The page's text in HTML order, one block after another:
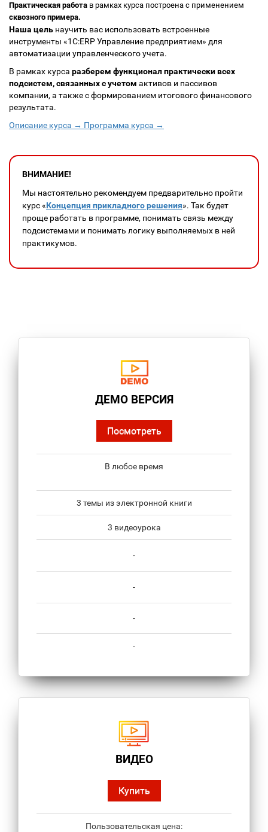
Практическая работа в рамках курса построена с применением
сквозного примера.
Наша цель научить вас использовать встроенные
инструменты «1С:ERP Управление предприятием» для
автоматизации управленческого учета.
В рамках курса разберем функционал практически всех
подсистем, связанных с учетом активов и пассивов
компании, а также с формированием итогового финансового
результата.
Описание курса → Программа курса →
ВНИМАНИЕ!
Мы настоятельно рекомендуем предварительно пройти
курс «Концепция прикладного решения». Так будет
проще работать в программе, понимать связь между
подсистемами и понимать логику выполняемых в ней
практикумов.
ДЕМО ВЕРСИЯ
Посмотреть
В любое время
3 темы из электронной книги
3 видеоурока
-
-
-
-
ВИДЕО
Купить
Пользовательская цена: